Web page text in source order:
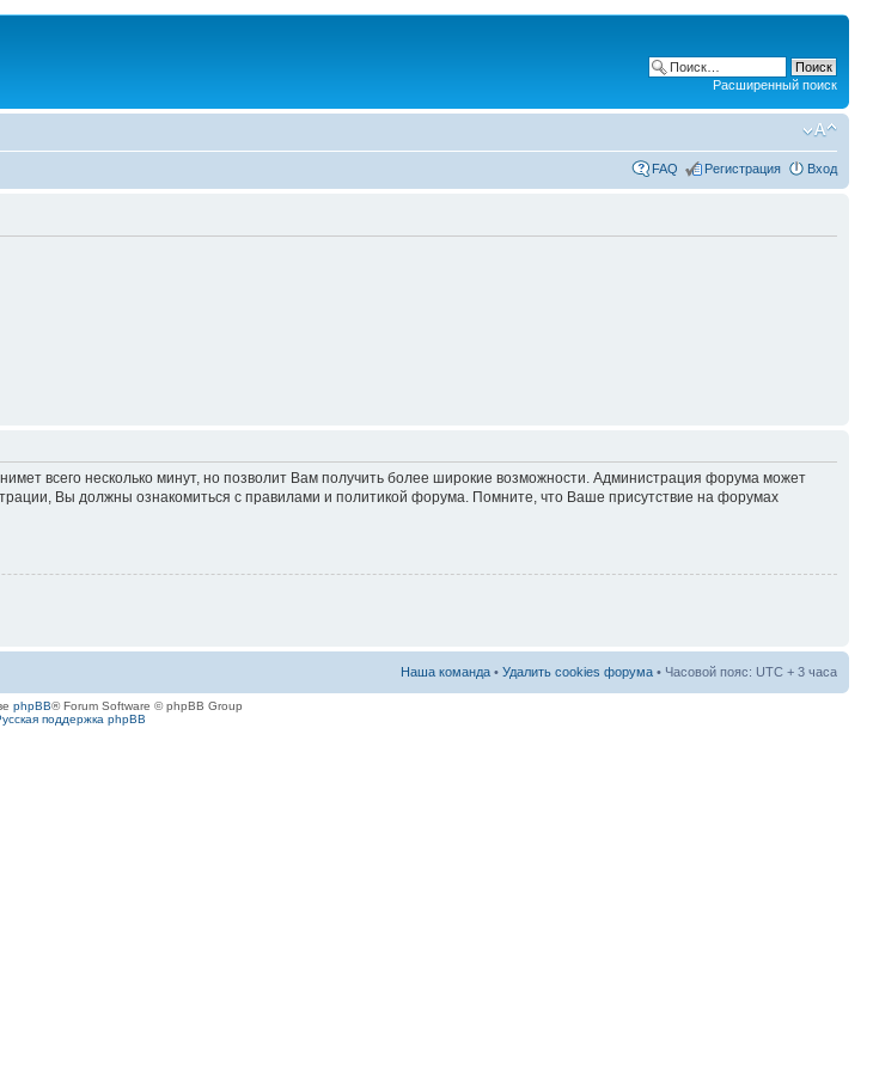
Расширенный поиск
FAQ Регистрация Вход
всего несколько минут, но позволит Вам получить более широкие возможности. Администрация форума может
Вы должны ознакомиться с правилами и политикой форума. Помните, что Ваше присутствие на форумах
Наша команда • Удалить cookies форума • Часовой пояс: UTC + 3 часа
phpBB® Forum Software © phpBB Group
поддержка phpBB